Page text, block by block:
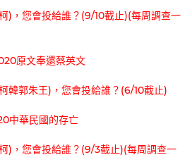
)，您會投給誰？(9/10截止)(每周調查一
原文奉還蔡英文
韓郭朱王)，您會投給誰？(6/10截止)
中華民國的存亡
)，您會投給誰？(9/3截止)(每周調查一